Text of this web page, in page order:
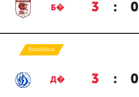
Б� 3 : 0
Волейбол
Д� 3 : 0